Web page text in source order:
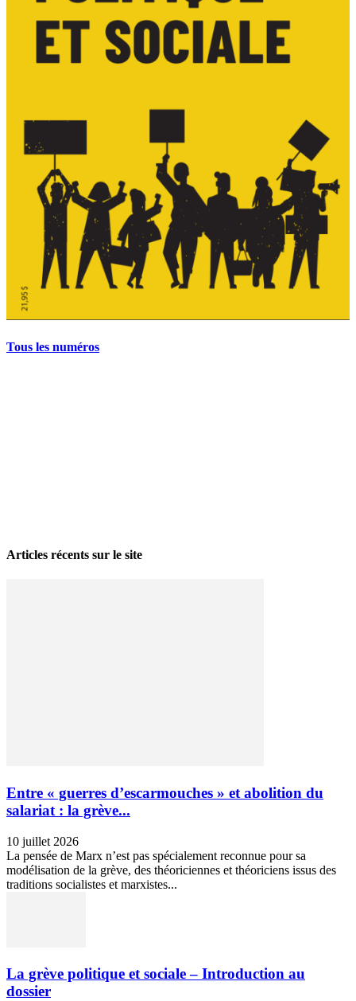
Tous les numéros
Articles récents sur le site
Entre « guerres d’escarmouches » et abolition du
salariat : la grève...
10 juillet 2026
La pensée de Marx n’est pas spécialement reconnue pour sa
modélisation de la grève, des théoriciennes et théoriciens issus des
traditions socialistes et marxistes...
La grève politique et sociale – Introduction au
dossier